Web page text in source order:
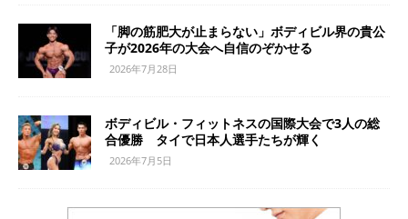
「脚の筋肥大が止まらない」ボディビル界の貴公
子が2026年の大会へ自信のぞかせる
2026年7月28日
ボディビル・フィットネスの国際大会で3人の総
合優勝 タイで日本人選手たちが輝く
2026年7月5日